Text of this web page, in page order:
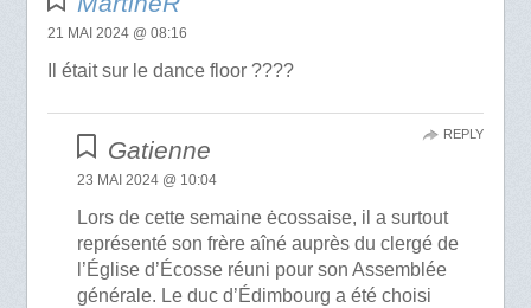
21 MAI 2024 @ 08:16
Il était sur le dance floor ????
Gatienne
23 MAI 2024 @ 10:04
Lors de cette semaine ėcossaise, il a surtout
représenté son frère aîné auprès du clergé de
l’Église d’Écosse réuni pour son Assemblée
générale. Le duc d’Édimbourg a été choisi
REPLY